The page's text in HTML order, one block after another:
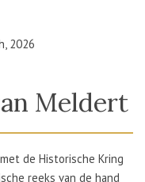
2026
Meldert
de Historische Kring
reeks van de hand